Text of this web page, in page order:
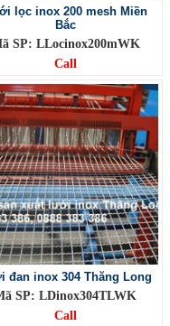
lọc inox 200 mesh Miền
Bắc
SP: LLocinox200mWK
Call
đan inox 304 Thăng Long
SP: LDinox304TLWK
Call